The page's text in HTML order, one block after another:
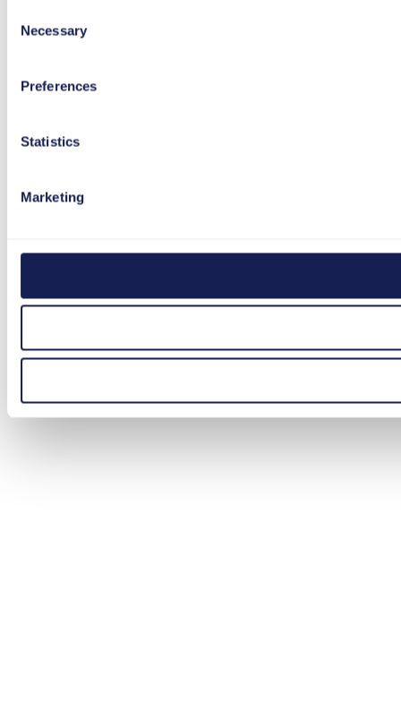
Selection
Necessary
Preferences
Statistics
Marketing